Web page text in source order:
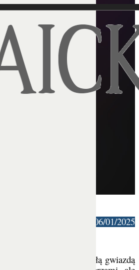
ANF | 06/01/2025
podążając za niezwykłą gwiazdą